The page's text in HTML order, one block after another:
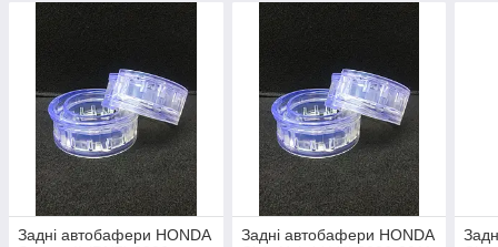
Задні автобафери HONDA
Задні автобафери HONDA